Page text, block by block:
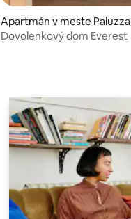
Apartmán v meste Paluzza
Dovolenkový dom Everest